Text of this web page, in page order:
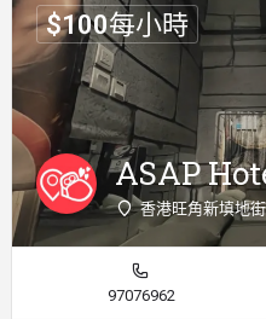
ASAP
香港旺角新填地
$100每小時
97076962